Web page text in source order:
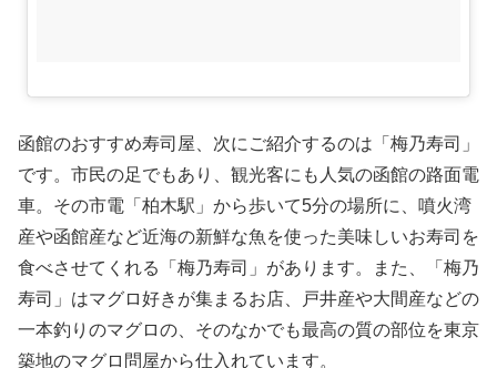
函館のおすすめ寿司屋、次にご紹介するのは「梅乃寿司」
です。市民の足でもあり、観光客にも人気の函館の路面電
車。その市電「柏木駅」から歩いて5分の場所に、噴火湾
産や函館産など近海の新鮮な魚を使った美味しいお寿司を
食べさせてくれる「梅乃寿司」があります。また、「梅乃
寿司」はマグロ好きが集まるお店、戸井産や大間産などの
一本釣りのマグロの、そのなかでも最高の質の部位を東京
築地のマグロ問屋から仕入れています。